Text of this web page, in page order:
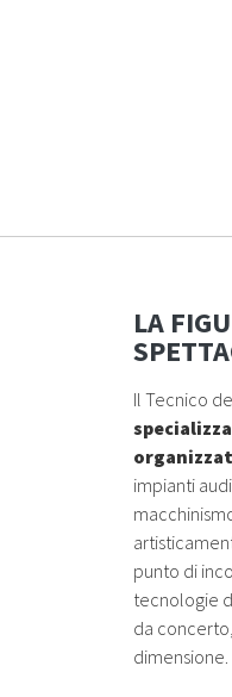
LA
Il Tecnico
impianti
punto di
tecnologie
da
dimensione.